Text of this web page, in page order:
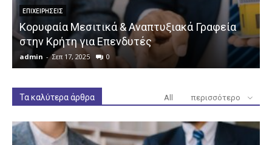
ΕΠΙΧΕΙΡΉΣΕΙΣ
Κορυφαία Μεσιτικά & Αναπτυξιακά Γραφεία
στην Κρήτη για Επενδυτές
admin - Σεπ 17, 2025 0
Τα καλύτερα άρθρα All περισσότερο